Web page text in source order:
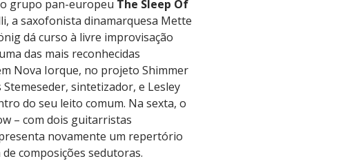
grupo pan-europeu The Sleep Of
a saxofonista dinamarquesa Mette
dá curso à livre improvisação
das mais reconhecidas
Nova Iorque, no projeto Shimmer
sintetizador, e Lesley
do seu leito comum. Na sexta, o
– com dois guitarristas
novamente um repertório
composições sedutoras.